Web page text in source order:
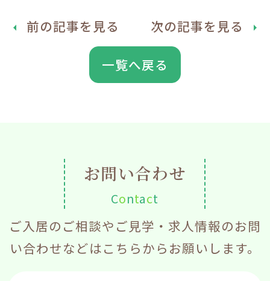
arrow_left 前の記事を見る 次の記事を見る arrow_right
一覧へ戻る
お問い合わせ
Contact
ご入居のご相談やご見学・求人情報のお問
い合わせなどはこちらからお願いします。